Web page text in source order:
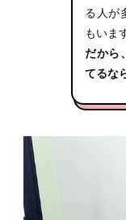
る人が
もいま
だから
てるな